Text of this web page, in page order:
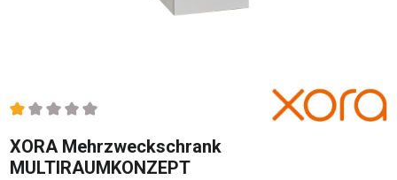
Durchschnittliche Bewertung von 1 von 5 Sternen
XORA Mehrzweckschrank
MULTIRAUMKONZEPT